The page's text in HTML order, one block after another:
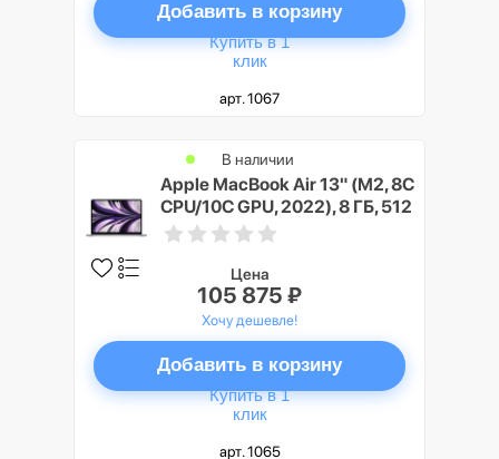
Добавить в корзину
Купить в 1
клик
арт. 1067
Apple MacBook Air 13" (M2, 8C
CPU/10C GPU, 2022), 8 ГБ, 512
ГБ SSD, «серый космос»
В наличии
Цена
105 875 ₽
Хочу дешевле!
Добавить в корзину
Купить в 1
клик
арт. 1065